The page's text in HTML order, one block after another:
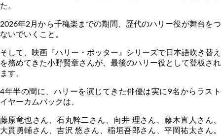
た。
2026年2月から千穐楽までの期間、歴代のハリー役が舞台をつ
ないでいくこと。
そして、映画『ハリー・ポッター』シリーズで日本語吹き替え
を務めてきた小野賢章さんが、最後のハリー役として登板され
ます。
4年半の間に、ハリーを演じてきた俳優は実に 9名からラスト
イヤーカムバックは、
藤原竜也さん、石丸幹二さん、向井 理さん、藤木直人さん、
大貫勇輔さん、吉沢 悠さん、稲垣吾郎さん、平岡祐太さん。